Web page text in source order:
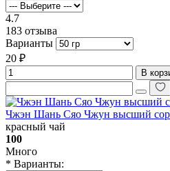
4.7
183 отзыва
Варианты
20 ₽
В
Чжэн Шань Сяо Чжун высший
красный чай
100
Много
* Варианты: